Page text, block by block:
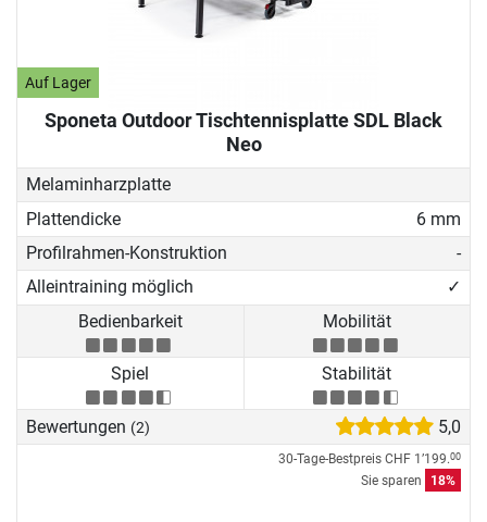
Auf Lager
Sponeta Outdoor Tischtennisplatte SDL Black
Neo
Melaminharzplatte
Plattendicke
6 mm
Profilrahmen-Konstruktion
-
Alleintraining möglich
✓
Bedienbarkeit
Mobilität
Spiel Stabilität
Bewertungen (2) 5,0
30-Tage-Bestpreis CHF 1’199.00
Sie sparen 18%